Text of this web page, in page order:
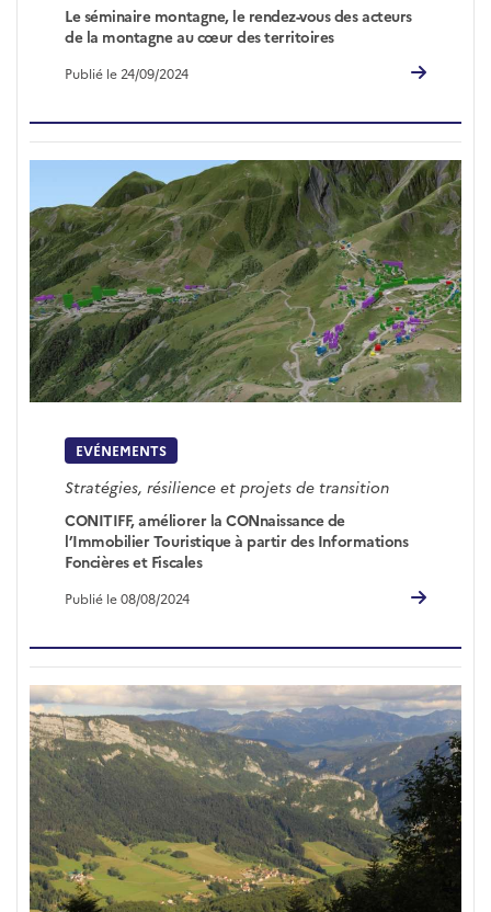
Le séminaire montagne, le rendez-vous des acteurs
de la montagne au cœur des territoires
Publié le 24/09/2024
EVÉNEMENTS
Stratégies, résilience et projets de transition
CONITIFF, améliorer la CONnaissance de
l’Immobilier Touristique à partir des Informations
Foncières et Fiscales
Publié le 08/08/2024